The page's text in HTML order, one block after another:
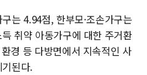
는 4.94점, 한부모·조손가구는
취약 아동가구에 대한 주거환
경 등 다방면에서 지속적인 사
된다.